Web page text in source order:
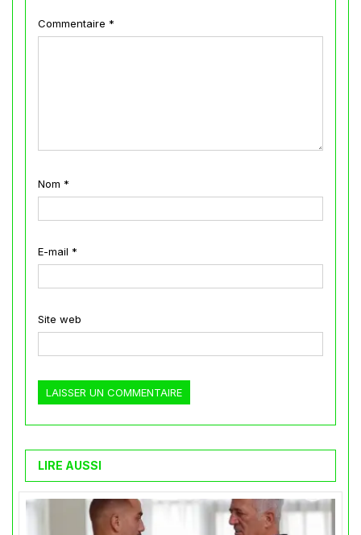
Commentaire *
Nom *
E-mail *
Site web
LIRE AUSSI